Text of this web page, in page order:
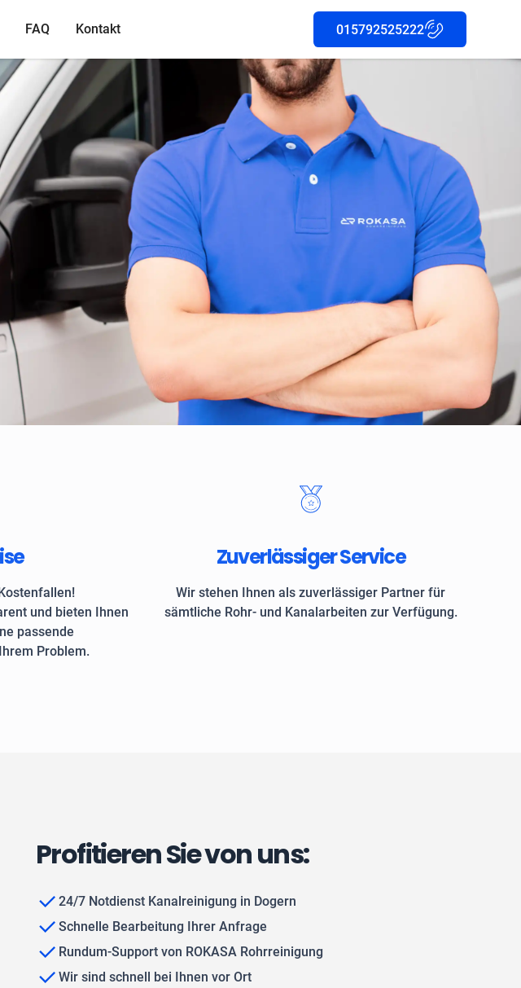
FAQ Kontakt 015792525222
und bieten Ihnen
passende
Problem.
Zuverlässiger Service
Wir stehen Ihnen als zuverlässiger Partner für
sämtliche Rohr- und Kanalarbeiten zur Verfügung.
Profitieren Sie von uns:
24/7 Notdienst Kanalreinigung in Dogern
Schnelle Bearbeitung Ihrer Anfrage
Rundum-Support von ROKASA Rohrreinigung
Wir sind schnell bei Ihnen vor Ort